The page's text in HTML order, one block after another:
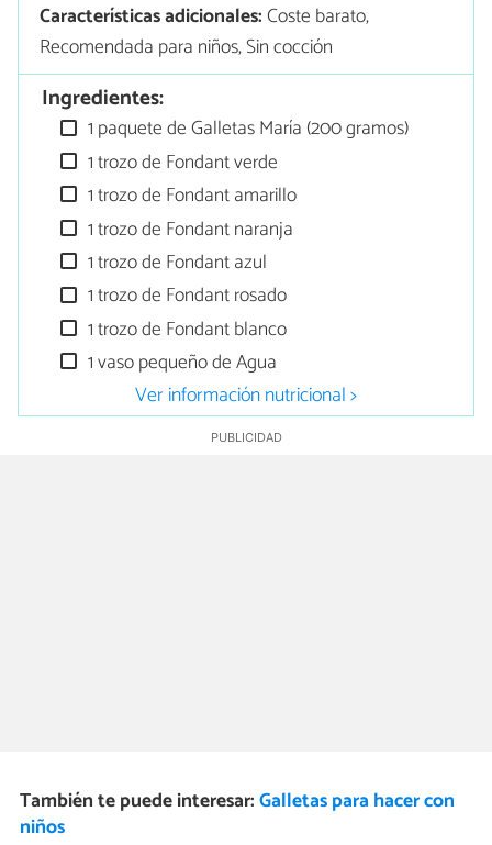
Características adicionales:Coste barato,
Recomendada para niños, Sin cocción
Ingredientes:
1 paquete de Galletas María (200 gramos)
1 trozo de Fondant verde
1 trozo de Fondant amarillo
1 trozo de Fondant naranja
1 trozo de Fondant azul
1 trozo de Fondant rosado
1 trozo de Fondant blanco
1 vaso pequeño de Agua
Ver información nutricional >
También te puede interesar:Galletas para hacer con
niños